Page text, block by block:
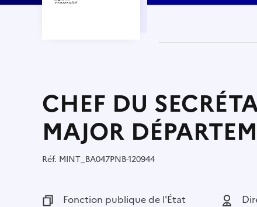
CHEF DU
MAJOR
Réf. Référence :
MINT_BA047PNB-120944
Fonction publique :
Fonction publique de l'État